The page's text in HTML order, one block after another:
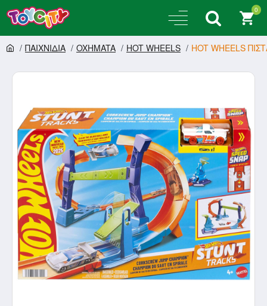
0
ΠΑΙΧΝΙΔΙΑ OXHMATA HOT WHEELS HOT WHEELS